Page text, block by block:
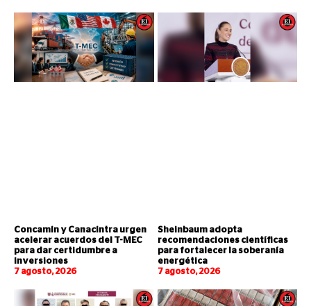
Concamin y Canacintra urgen
acelerar acuerdos del T-MEC
para dar certidumbre a
inversiones
7 agosto, 2026
Sheinbaum adopta
recomendaciones científicas
para fortalecer la soberanía
energética
7 agosto, 2026